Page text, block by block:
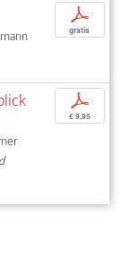
p
gratis
p
€ 9,95